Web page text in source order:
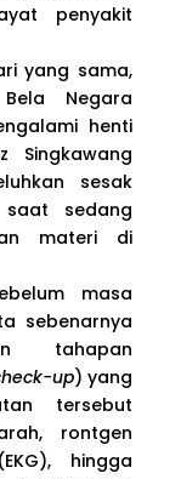
penyakit
yang sama,
Negara
henti
Singkawang
sesak
sedang
materi di
masa
sebenarnya
tahapan
up) yang
tersebut
rontgen
hingga